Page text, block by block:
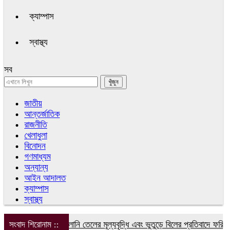
ক্যাম্পাস
স্বাস্থ্য
সব
জাতীয়
আন্তর্জাতিক
রাজনীতি
খেলাধুলা
বিনোদন
গণমাধ্যম
অন্যান্য
আইন আদালত
ক্যাম্পাস
স্বাস্থ্য
সংবাদ শিরোনাম ::
গ্যাস ও জ্বালানি তেলের মূল্যবৃদ্ধি এবং ভুতুড়ে বিলের প্রতিবাদে ফরিদপুরে